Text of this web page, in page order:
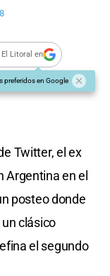
El Litoral en
preferidos en Google
Twitter, el ex
Argentina en el
posteo donde
clásico
el segundo